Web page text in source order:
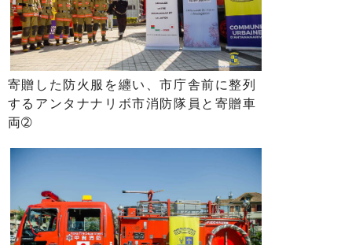
寄贈した防火服を纏い、市庁舎前に整列
するアンタナナリボ市消防隊員と寄贈車
両➁